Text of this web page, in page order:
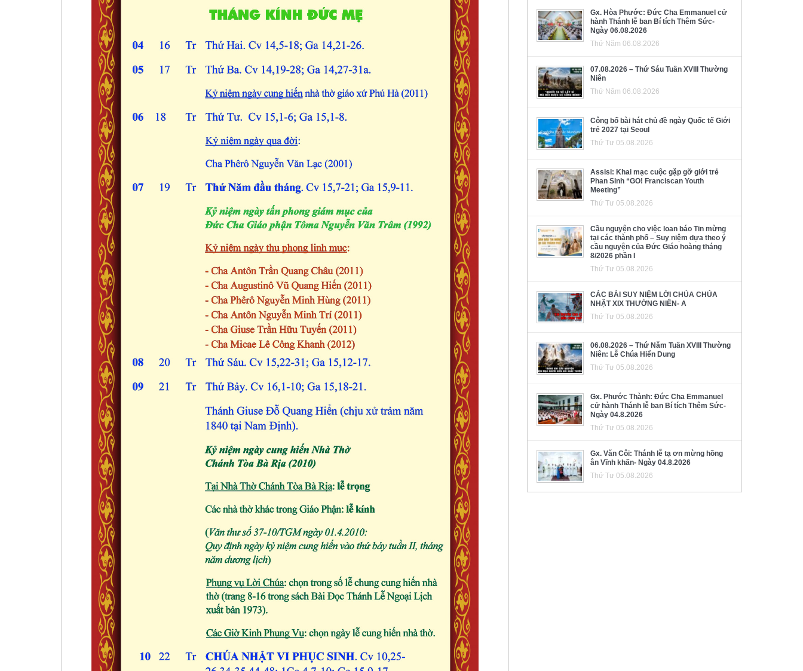
Gx. Hòa Phước: Đức Cha Emmanuel cử
hành Thánh lễ ban Bí tích Thêm Sức-
Ngày 06.08.2026
Thứ Năm 06.08.2026
07.08.2026 – Thứ Sáu Tuần XVIII Thường
Niên
Thứ Năm 06.08.2026
Công bố bài hát chủ đề ngày Quốc tế Giới
trẻ 2027 tại Seoul
Thứ Tư 05.08.2026
Assisi: Khai mạc cuộc gặp gỡ giới trẻ
Phan Sinh “GO! Franciscan Youth
Meeting”
Thứ Tư 05.08.2026
Cầu nguyện cho việc loan báo Tin mừng
tại các thành phố – Suy niệm dựa theo ý
cầu nguyện của Đức Giáo hoàng tháng
8/2026 phần I
Thứ Tư 05.08.2026
CÁC BÀI SUY NIỆM LỜI CHÚA CHÚA
NHẬT XIX THƯỜNG NIÊN- A
Thứ Tư 05.08.2026
06.08.2026 – Thứ Năm Tuần XVIII Thường
Niên: Lễ Chúa Hiển Dung
Thứ Tư 05.08.2026
Gx. Phước Thành: Đức Cha Emmanuel
cử hành Thánh lễ ban Bí tích Thêm Sức-
Ngày 04.8.2026
Thứ Tư 05.08.2026
Gx. Văn Côi: Thánh lễ tạ ơn mừng hồng
ân Vĩnh khấn- Ngày 04.8.2026
Thứ Tư 05.08.2026